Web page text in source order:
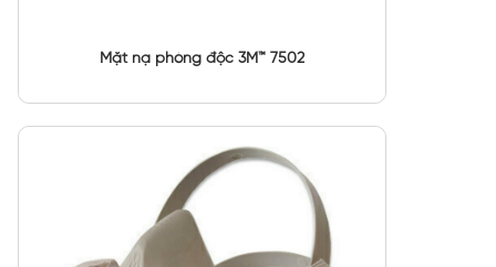
Mặt nạ phòng độc 3M™ 7502